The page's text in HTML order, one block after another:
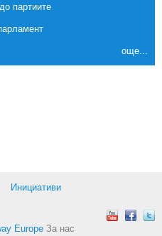
партиите
още...
Инициативи
Europe За нас